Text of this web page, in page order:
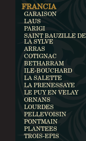
FRANCIA
GARAISON
LAUS
PARIGI
SAINT BAUZILLE DE
LA SYLVE
ARRAS
COTIGNAC
BETHARRAM
ILE-BOUCHARD
LA SALETTE
LA PRENESSAYE
LE PUY EN VELAY
ORNANS
LOURDES
PELLEVOISIN
PONTMAIN
PLANTEES
TROIS-EPIS